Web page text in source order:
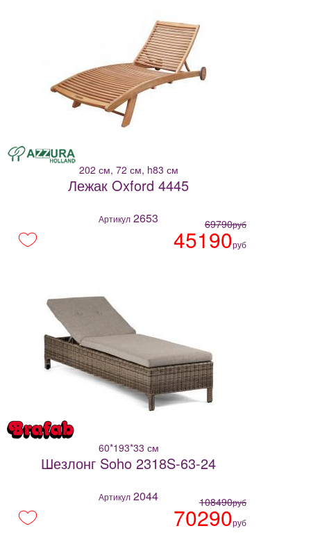
202 см, 72 см, h83 см
Лежак Oxford 4445
Артикул 2653 69790руб
45190руб
60*193*33 см
Шезлонг Soho 2318S-63-24
Артикул 2044 108490руб
70290руб